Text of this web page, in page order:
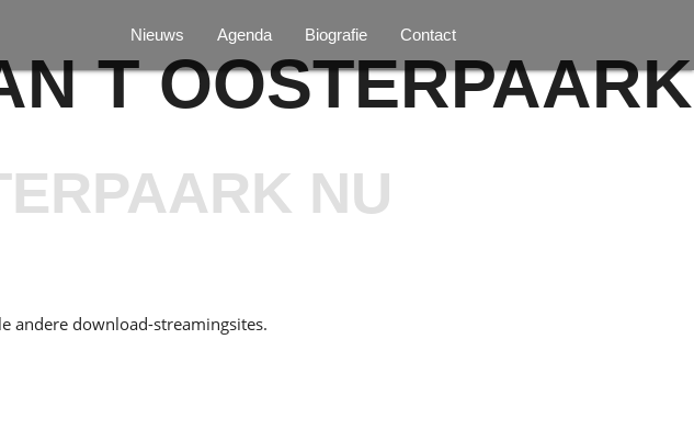
Nieuws Agenda Biografie Contact
T OOSTERPAARK
NU
andere download-streamingsites.